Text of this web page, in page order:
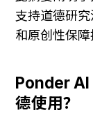
支持道德研
和原创性保障
Ponder AI
德使用？